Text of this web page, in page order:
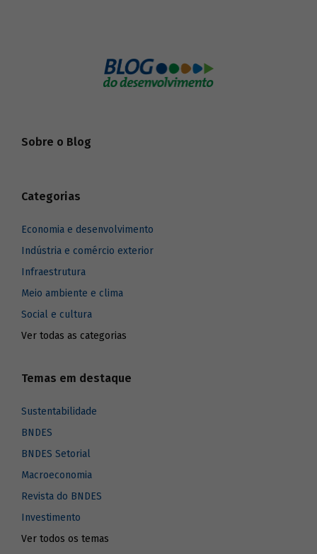
Sobre o Blog
Categorias
Economia e desenvolvimento
Indústria e comércio exterior
Infraestrutura
Meio ambiente e clima
Social e cultura
Ver todas as categorias
Temas em destaque
Sustentabilidade
BNDES
BNDES Setorial
Macroeconomia
Revista do BNDES
Investimento
Ver todos os temas